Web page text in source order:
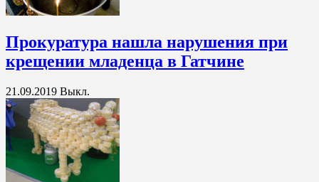
Прокуратура нашла нарушения при
крещении младенца в Гатчине
21.09.2019 Выкл.